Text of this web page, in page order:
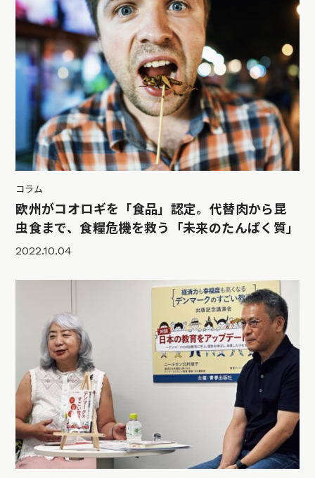
コラム
欧州がコオロギを「食品」認定。代替肉から昆
虫食まで、食糧危機を救う「未来のたんぱく質」
2022.10.04